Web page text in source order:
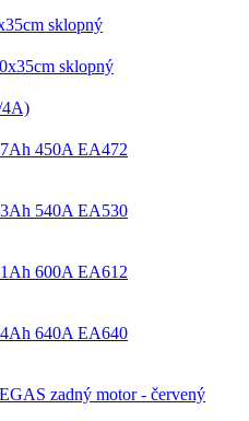
sklopný
sklopný
450A EA472
540A EA530
600A EA612
640A EA640
zadný motor - červený